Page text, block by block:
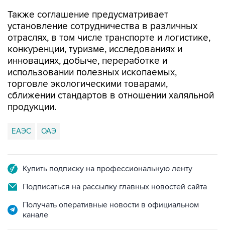
Также соглашение предусматривает
установление сотрудничества в различных
отраслях, в том числе транспорте и логистике,
конкуренции, туризме, исследованиях и
инновациях, добыче, переработке и
использовании полезных ископаемых,
торговле экологическими товарами,
сближении стандартов в отношении халяльной
продукции.
ЕАЭС ОАЭ
Купить подписку на профессиональную ленту
Подписаться на рассылку главных новостей сайта
Получать оперативные новости в официальном
канале